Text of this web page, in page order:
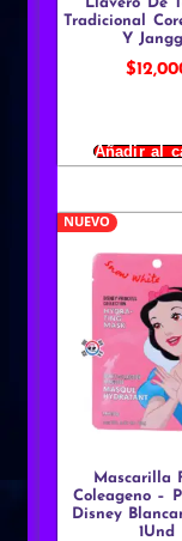
Tradicional
Y
$
Añadir al
NUEVO
Mascarilla
Coleageno –
Disney
1Und